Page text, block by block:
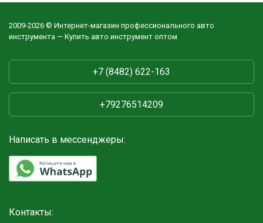
2009-2026 © Интернет-магазин профессионального авто
инструмента — Купить авто инструмент оптом
+7 (8482) 622-163
+79276514209
Написать в мессенджеры:
Контакты: